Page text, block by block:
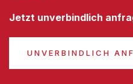
Jetzt unverbindlich
UNVERBINDLICH